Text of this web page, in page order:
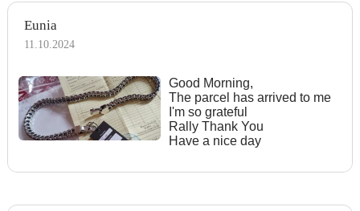
Eunia
11.10.2024
Good Morning,
The parcel has arrived to me
I'm so grateful
Rally Thank You
Have a nice day